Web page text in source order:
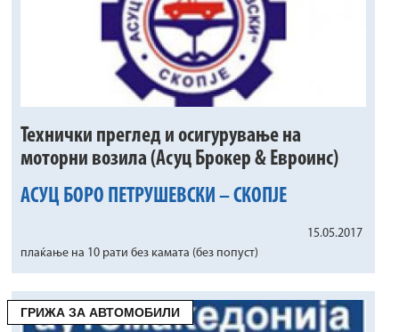
Технички преглед и осигурување на
моторни возила (Асуц Брокер & Евроинс)
АСУЦ БОРО ПЕТРУШЕВСКИ – СКОПЈЕ
15.05.2017
плаќање на 10 рати без камата (без попуст)
ГРИЖА ЗА АВТОМОБИЛИ